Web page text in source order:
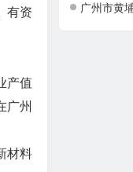
有资
产值
广州
材料
广州市黄埔